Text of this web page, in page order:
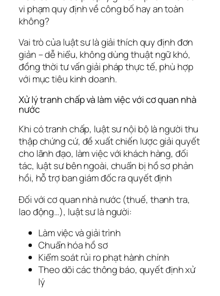
vi phạm quy định về công bố hay an toàn
không?
Vai trò của luật sư là giải thích quy định đơn
giản – dễ hiểu, không dùng thuật ngữ khó,
đồng thời tư vấn giải pháp thực tế, phù hợp
với mục tiêu kinh doanh.
Xử lý tranh chấp và làm việc với cơ quan nhà
nước
Khi có tranh chấp, luật sư nội bộ là người thu
thập chứng cứ, đề xuất chiến lược giải quyết
cho lãnh đạo, làm việc với khách hàng, đối
tác, luật sư bên ngoài, chuẩn bị hồ sơ phản
hồi, hỗ trợ ban giám đốc ra quyết định
Đối với cơ quan nhà nước (thuế, thanh tra,
lao động…), luật sư là người:
Làm việc và giải trình
Chuẩn hóa hồ sơ
Kiểm soát rủi ro phạt hành chính
Theo dõi các thông báo, quyết định xử
lý